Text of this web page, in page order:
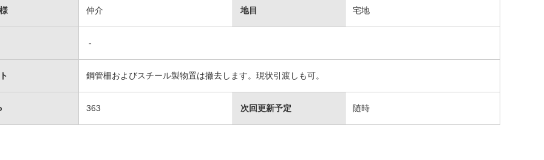
仲介 地目 宅地
-
鋼管柵およびスチール製物置は撤去します。現状引渡しも可。
363 次回更新予定 随時